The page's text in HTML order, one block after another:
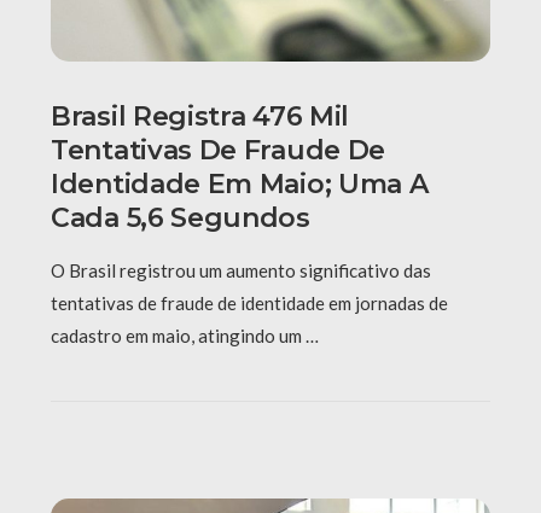
Brasil Registra 476 Mil
Tentativas De Fraude De
Identidade Em Maio; Uma A
Cada 5,6 Segundos
O Brasil registrou um aumento significativo das
tentativas de fraude de identidade em jornadas de
cadastro em maio, atingindo um …